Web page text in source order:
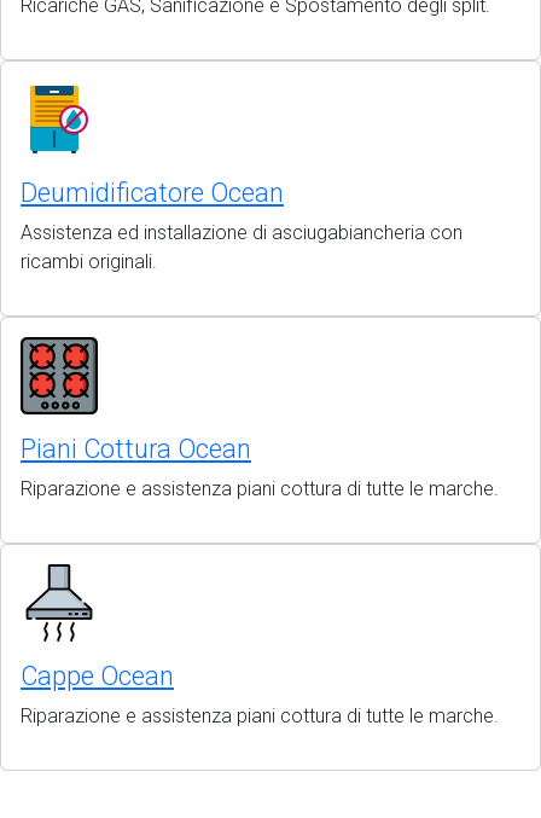
Ricariche GAS, Sanificazione e Spostamento degli split.
Deumidificatore Ocean
Assistenza ed installazione di asciugabiancheria con
ricambi originali.
Piani Cottura Ocean
Riparazione e assistenza piani cottura di tutte le marche.
Cappe Ocean
Riparazione e assistenza piani cottura di tutte le marche.